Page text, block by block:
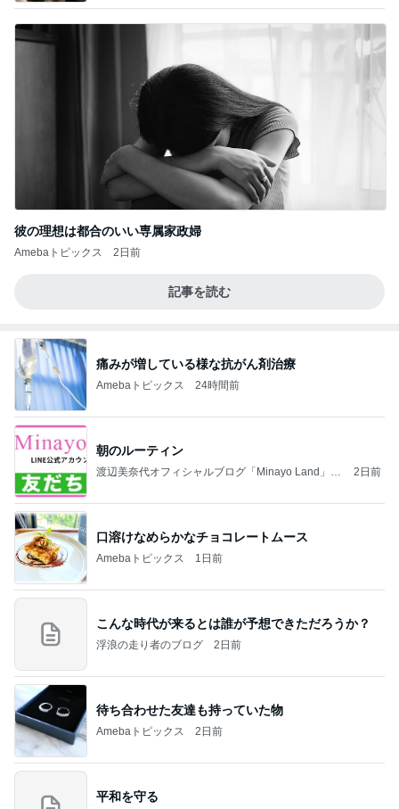
彼の理想は都合のいい専属家政婦
Amebaトピックス 2日前
記事を読む
痛みが増している様な抗がん剤治療
Amebaトピックス 24時間前
朝のルーティン
渡辺美奈代オフィシャルブログ「Minayo Land」P
2日前
口溶けなめらかなチョコレートムース
Amebaトピックス 1日前
こんな時代が来るとは誰が予想できただろうか？
浮浪の走り者のブログ 2日前
待ち合わせた友達も持っていた物
Amebaトピックス 2日前
平和を守る